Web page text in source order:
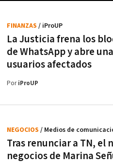
La Justicia frena los
de WhatsApp y abre
usuarios afectados
FINANZAS / iProUP
PoriProUP
Tras renunciar a TN, el
negocios de Marina
NEGOCIOS / Medios de